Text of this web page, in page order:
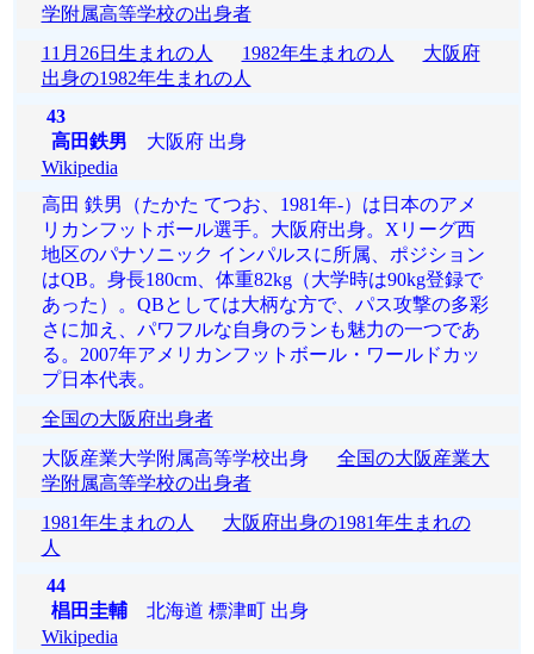
学附属高等学校の出身者
11月26日生まれの人
1982年生まれの人
大阪府
出身の1982年生まれの人
43
高田鉄男 大阪府 出身
Wikipedia
高田 鉄男（たかた てつお、1981年-）は日本のアメ
リカンフットボール選手。大阪府出身。Xリーグ西
地区のパナソニック インパルスに所属、ポジション
はQB。身長180cm、体重82kg（大学時は90kg登録で
あった）。QBとしては大柄な方で、パス攻撃の多彩
さに加え、パワフルな自身のランも魅力の一つであ
る。2007年アメリカンフットボール・ワールドカッ
プ日本代表。
全国の大阪府出身者
大阪産業大学附属高等学校出身 全国の大阪産業大
学附属高等学校の出身者
1981年生まれの人
大阪府出身の1981年生まれの
人
44
椙田圭輔北海道 標津町 出身
Wikipedia